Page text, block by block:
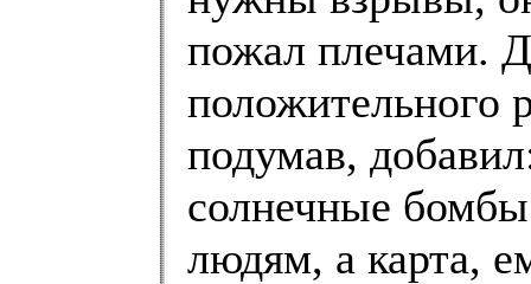
пожал плечами.
положительного
подумав,
солнечные
людям, а карта,